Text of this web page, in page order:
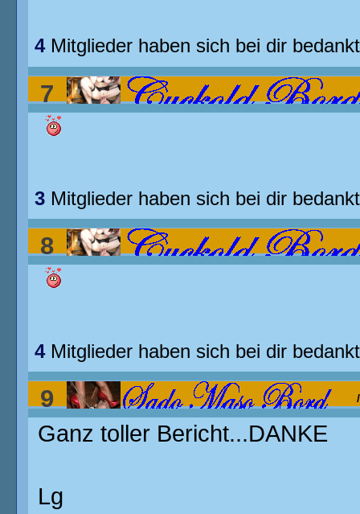
4 Mitglieder haben sich bei dir
7
Blackman in weisser Frau......
3 Mitglieder haben sich bei dir
8
Blackman in weisser Frau......
4 Mitglieder haben sich bei dir
9
peinlichen Vorführung
Ganz toller Bericht...DANKE
Lg